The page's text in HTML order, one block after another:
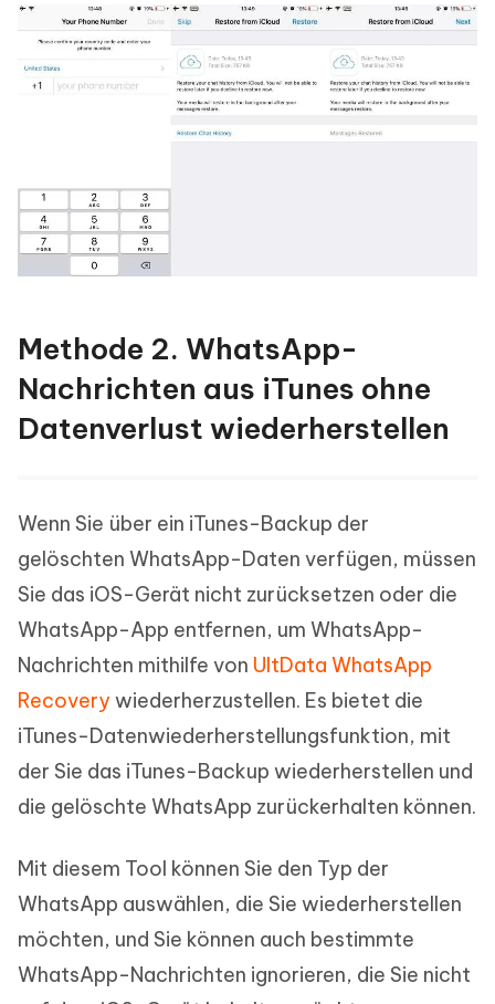
Methode 2. WhatsApp-
Nachrichten aus iTunes ohne
Datenverlust wiederherstellen
Wenn Sie über ein iTunes-Backup der
gelöschten WhatsApp-Daten verfügen, müssen
Sie das iOS-Gerät nicht zurücksetzen oder die
WhatsApp-App entfernen, um WhatsApp-
Nachrichten mithilfe von UltData WhatsApp
Recovery wiederherzustellen. Es bietet die
iTunes-Datenwiederherstellungsfunktion, mit
der Sie das iTunes-Backup wiederherstellen und
die gelöschte WhatsApp zurückerhalten können.
Mit diesem Tool können Sie den Typ der
WhatsApp auswählen, die Sie wiederherstellen
möchten, und Sie können auch bestimmte
WhatsApp-Nachrichten ignorieren, die Sie nicht